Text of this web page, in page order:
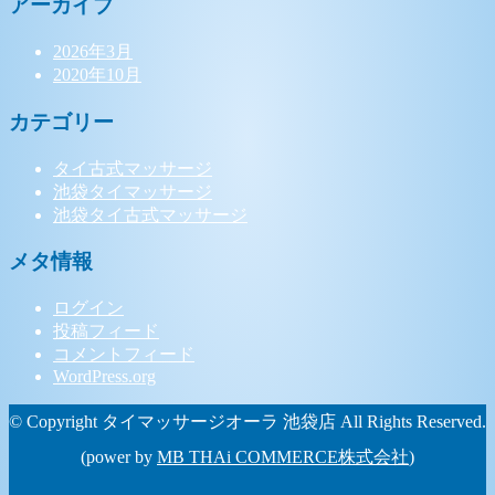
アーカイブ
2026年3月
2020年10月
カテゴリー
タイ古式マッサージ
池袋タイマッサージ
池袋タイ古式マッサージ
メタ情報
ログイン
投稿フィード
コメントフィード
WordPress.org
© Copyright タイマッサージオーラ 池袋店 All Rights Reserved.
(power by MB THAi COMMERCE株式会社)